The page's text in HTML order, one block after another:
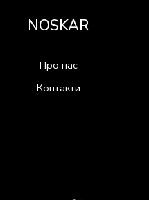
NOSKAR
Про нас
Контакти